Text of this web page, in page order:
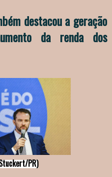
destacou a geração
da renda dos
PR)